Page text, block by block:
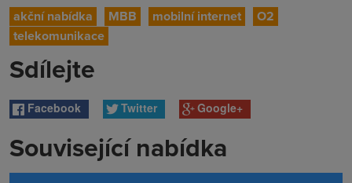
akční nabídka MBB mobilní internet
O2
telekomunikace
Sdílejte
Facebook Twitter Google+
Související nabídka